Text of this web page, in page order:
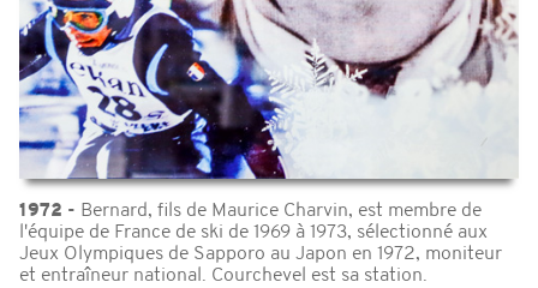
1972 - Bernard, fils de Maurice Charvin, est membre de
l'équipe de France de ski de 1969 à 1973, sélectionné aux
Jeux Olympiques de Sapporo au Japon en 1972, moniteur
et entraîneur national. Courchevel est sa station.